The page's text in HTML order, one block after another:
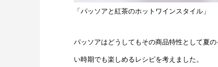
「パッソアと紅茶のホットワインスタイル」
パッソアはどうしてもその商品特性として夏
い時期でも楽しめるレシピを考えました。